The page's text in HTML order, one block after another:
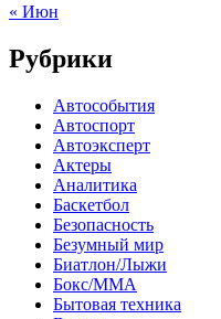
« Июн
Рубрики
Автособытия
Автоспорт
Автоэксперт
Актеры
Аналитика
Баскетбол
Безопасность
Безумный мир
Биатлон/Лыжи
Бокс/MMA
Бытовая техника